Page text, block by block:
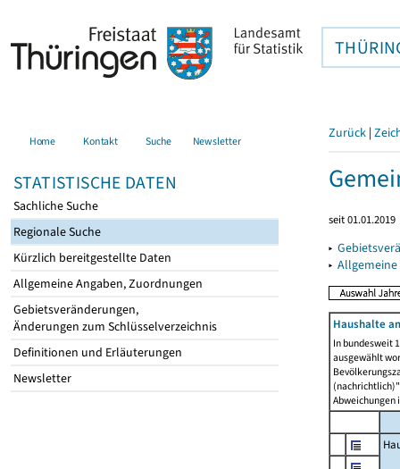
Home Kontakt Suche Newsletter
STATISTISCHE DATEN
Sachliche Suche
Regionale Suche
Kürzlich bereitgestellte Daten
Allgemeine Angaben, Zuordnungen
Gebietsveränderungen,
Änderungen zum Schlüsselverzeichnis
Definitionen und Erläuterungen
Newsletter
Zurück |
seit 01.01.2019
▸
▸
Haushalte
In bundesweit
ausgewählt
Abweichungen